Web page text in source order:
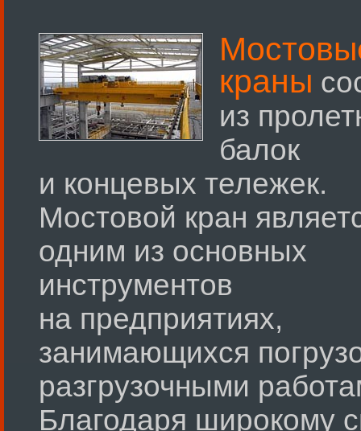
краны
из
балок
и концевых тележек.
Мостовой кран
одним из основных
инструментов
на предприятиях,
занимающихся
разгрузочными
Благодаря широкому